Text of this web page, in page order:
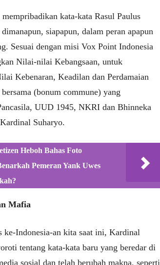
kata-kata Rasul Paulus
siapapun, dalam peran apapun
Sesuai dengan misi Vox Point Indonesia
Nilai-nilai Kebangsaan, untuk
Kebenaran, Keadilan dan Perdamaian
(bonum commune) yang
UUD 1945, NKRI dan Bhinneka
Suharyo.
Heboh Bahas Foto
Pemeran Yank Uwes
Mafia
ke-Indonesia-an kita saat ini, Kardinal
tentang kata-kata baru yang beredar di
sosial dan telah berubah makna, seperti